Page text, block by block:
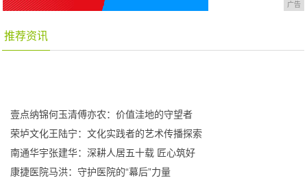
广告
推荐资讯
壹点纳锦何玉清傅亦农：价值洼地的守望者
荣垆文化王陆宁：文化实践者的艺术传播探索
南通华宇张建华：深耕人居五十载 匠心筑好
康捷医院马洪：守护医院的“幕后”力量